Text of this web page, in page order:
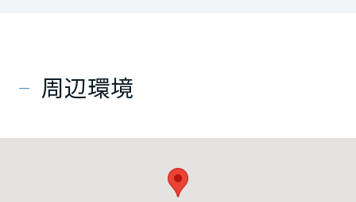
周辺環境